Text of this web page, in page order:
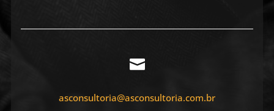

asconsultoria@asconsultoria.com.br